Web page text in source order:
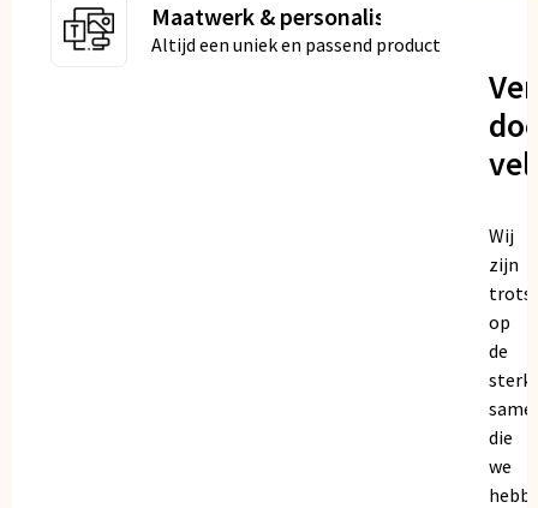
Maatwerk & personalisatie
Altijd een uniek en passend product
Wij
zijn
trots
op
de
die
we